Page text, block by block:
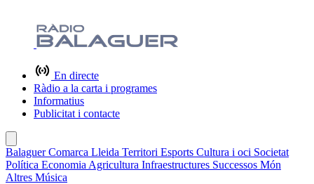
En directe
Ràdio a la carta i programes
Informatius
Publicitat i contacte
BalaguerComarca Lleida Territori Esports Cultura i oci Societat
Política Economia Agricultura Infraestructures Successos Món
Altres Música